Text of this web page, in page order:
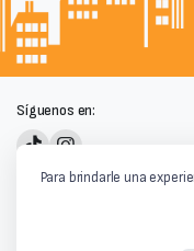
Síguenos en:
Powered by
Para brindarle una